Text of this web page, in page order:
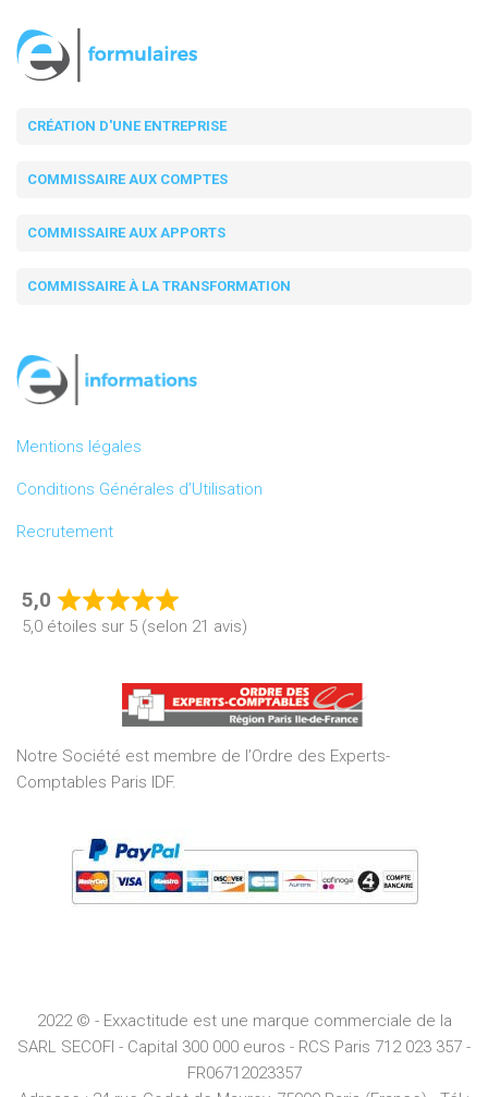
CRÉATION D'UNE ENTREPRISE
COMMISSAIRE AUX COMPTES
COMMISSAIRE AUX APPORTS
COMMISSAIRE À LA TRANSFORMATION
Mentions légales
Conditions Générales d’Utilisation
Recrutement
5,0
Rated
5,0
of
5
5,0 étoiles sur 5 (selon 21 avis)
Notre Société est membre de l’Ordre des Experts-
Comptables Paris IDF.
2022 © - Exxactitude est une marque commerciale de la
SARL SECOFI - Capital 300 000 euros - RCS Paris 712 023 357 -
FR06712023357